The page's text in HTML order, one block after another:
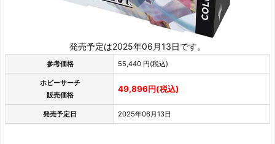
発売予定は2025年06月13日です。
参考価格 55,440 円(税込)
ホビーサーチ
販売価格
49,896円(税込)
発売予定日 2025年06月13日